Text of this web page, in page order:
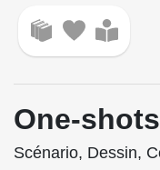
One-shots
Scénario, Dessin,